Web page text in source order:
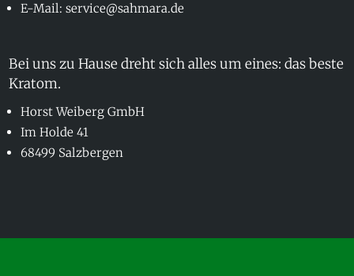
E-Mail: service@sahmara.de
Bei uns zu Hause dreht sich alles um eines: das beste
Kratom.
Horst Weiberg GmbH
Im Holde 41
68499 Salzbergen